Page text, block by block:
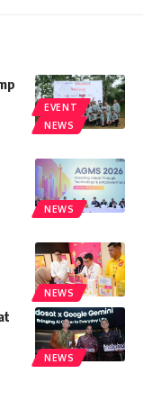
EVENT
NEWS
NEWS
NEWS
NEWS